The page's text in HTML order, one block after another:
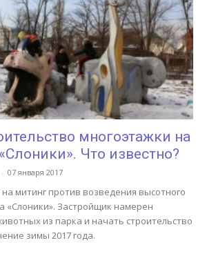
многоэтажки на
Что известно?
- 07 января 2017
митинг против возведения высотного
«Слоники». Застройщик намерен
из парка и начать строительство
зимы 2017 года.